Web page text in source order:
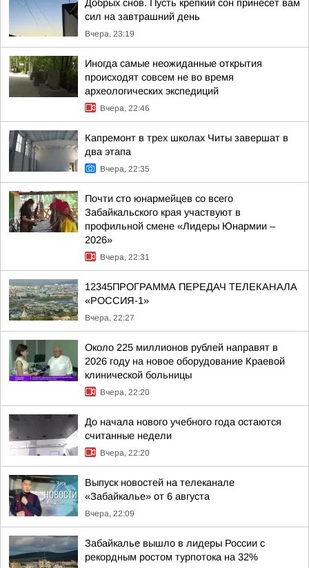
Добрых снов. Пусть крепкий сон принесет вам
сил на завтрашний день
Вчера, 23:19
Иногда самые неожиданные открытия
происходят совсем не во время
археологических экспедиций
Вчера, 22:46
Капремонт в трех школах Читы завершат в
два этапа
Вчера, 22:35
Почти сто юнармейцев со всего
Забайкальского края участвуют в
профильной смене «Лидеры Юнармии –
2026»
Вчера, 22:31
12345ПРОГРАММА ПЕРЕДАЧ ТЕЛЕКАНАЛА
«РОССИЯ-1»
Вчера, 22:27
Около 225 миллионов рублей направят в
2026 году на новое оборудование Краевой
клинической больницы
Вчера, 22:20
До начала нового учебного года остаются
считанные недели
Вчера, 22:20
Выпуск новостей на телеканале
«Забайкалье» от 6 августа
Вчера, 22:09
Забайкалье вышло в лидеры России с
рекордным ростом турпотока на 32%